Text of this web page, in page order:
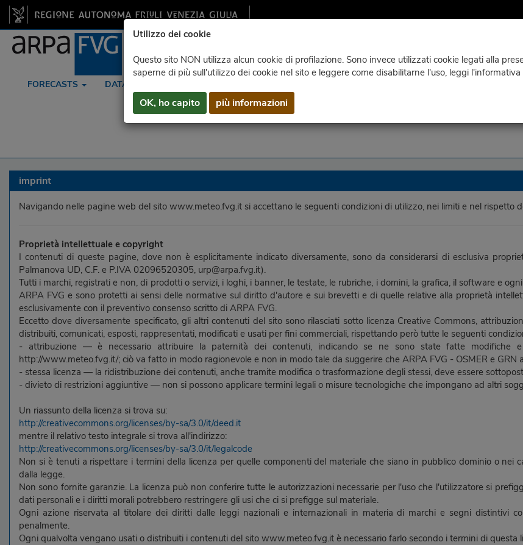
Utilizzo dei cookie
Questo sito NON utilizza alcun cookie di profilazione. Sono invece utilizzati cookie legati alla
saperne di più sull'utilizzo dei cookie nel sito e leggere come disabilitarne l'uso, leggi l'informativa
OK, ho capito più informazioni
FORECASTS DATA
imprint
Navigando nelle pagine web del sito www.meteo.fvg.it si accettano le seguenti condizioni di utilizzo, nei limiti e nel rispetto
Proprietà intellettuale e copyright
I contenuti di queste pagine, dove non è esplicitamente indicato diversamente, sono da considerarsi di esclusiva
Palmanova UD, C.F. e P.IVA 02096520305, urp@arpa.fvg.it).
Tutti i marchi, registrati e non, di prodotti o servizi, i loghi, i banner, le testate, le rubriche, i domini, la grafica, il software e
ARPA FVG e sono protetti ai sensi delle normative sul diritto d'autore e sui brevetti e di quelle relative alla proprietà
esclusivamente con il preventivo consenso scritto di ARPA FVG.
Eccetto dove diversamente specificato, gli altri contenuti del sito sono rilasciati sotto licenza Creative Commons,
distribuiti, comunicati, esposti, rappresentati, modificati e usati per fini commerciali, rispettando però tutte le seguenti
- attribuzione — è necessario attribuire la paternità dei contenuti, indicando se ne sono state fatte modifiche
http://www.meteo.fvg.it/; ciò va fatto in modo ragionevole e non in modo tale da suggerire che ARPA FVG - OSMER e GRN
- stessa licenza — la ridistribuzione dei contenuti, anche tramite modifica o trasformazione degli stessi, deve essere
- divieto di restrizioni aggiuntive — non si possono applicare termini legali o misure tecnologiche che impongano ad altri
Un riassunto della licenza si trova su:
http://creativecommons.org/licenses/by-sa/3.0/it/deed.it
mentre il relativo testo integrale si trova all'indirizzo:
http://creativecommons.org/licenses/by-sa/3.0/it/legalcode
Non si è tenuti a rispettare i termini della licenza per quelle componenti del materiale che siano in pubblico dominio o nei
dalla legge.
Non sono fornite garanzie. La licenza può non conferire tutte le autorizzazioni necessarie per l'uso che l'utilizzatore si
dati personali e i diritti morali potrebbero restringere gli usi che ci si prefigge sul materiale.
Ogni azione riservata al titolare dei diritti dalle leggi nazionali e internazionali in materia di marchi e segni distintivi
penalmente.
Ogni qualvolta vengano usati o distribuiti i contenuti del sito www.meteo.fvg.it è necessario farlo secondo i termini di